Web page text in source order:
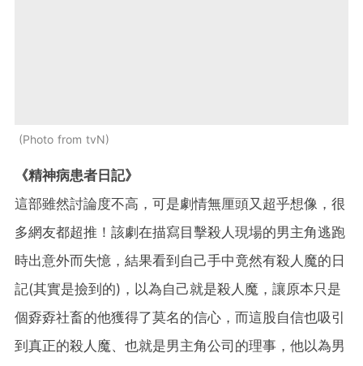
Photo from tvN
《精神病患者日記》
這部雖然討論度不高，可是劇情無厘頭又超乎想像，很
多網友都超推！該劇在描寫目擊殺人現場的男主角逃跑
時出意外而失憶，結果看到自己手中竟然有殺人魔的日
記(其實是撿到的)，以為自己就是殺人魔，讓原本只是
個孬孬社畜的他獲得了莫名的信心，而這股自信也吸引
到真正的殺人魔、也就是男主角公司的理事，他以為男